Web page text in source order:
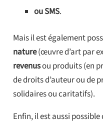
ou SMS.
Mais il est également
nature(œuvre d’art par
revenusou produits (en
de droits d’auteur ou de
solidaires ou caritatifs).
Enfin, il est aussi